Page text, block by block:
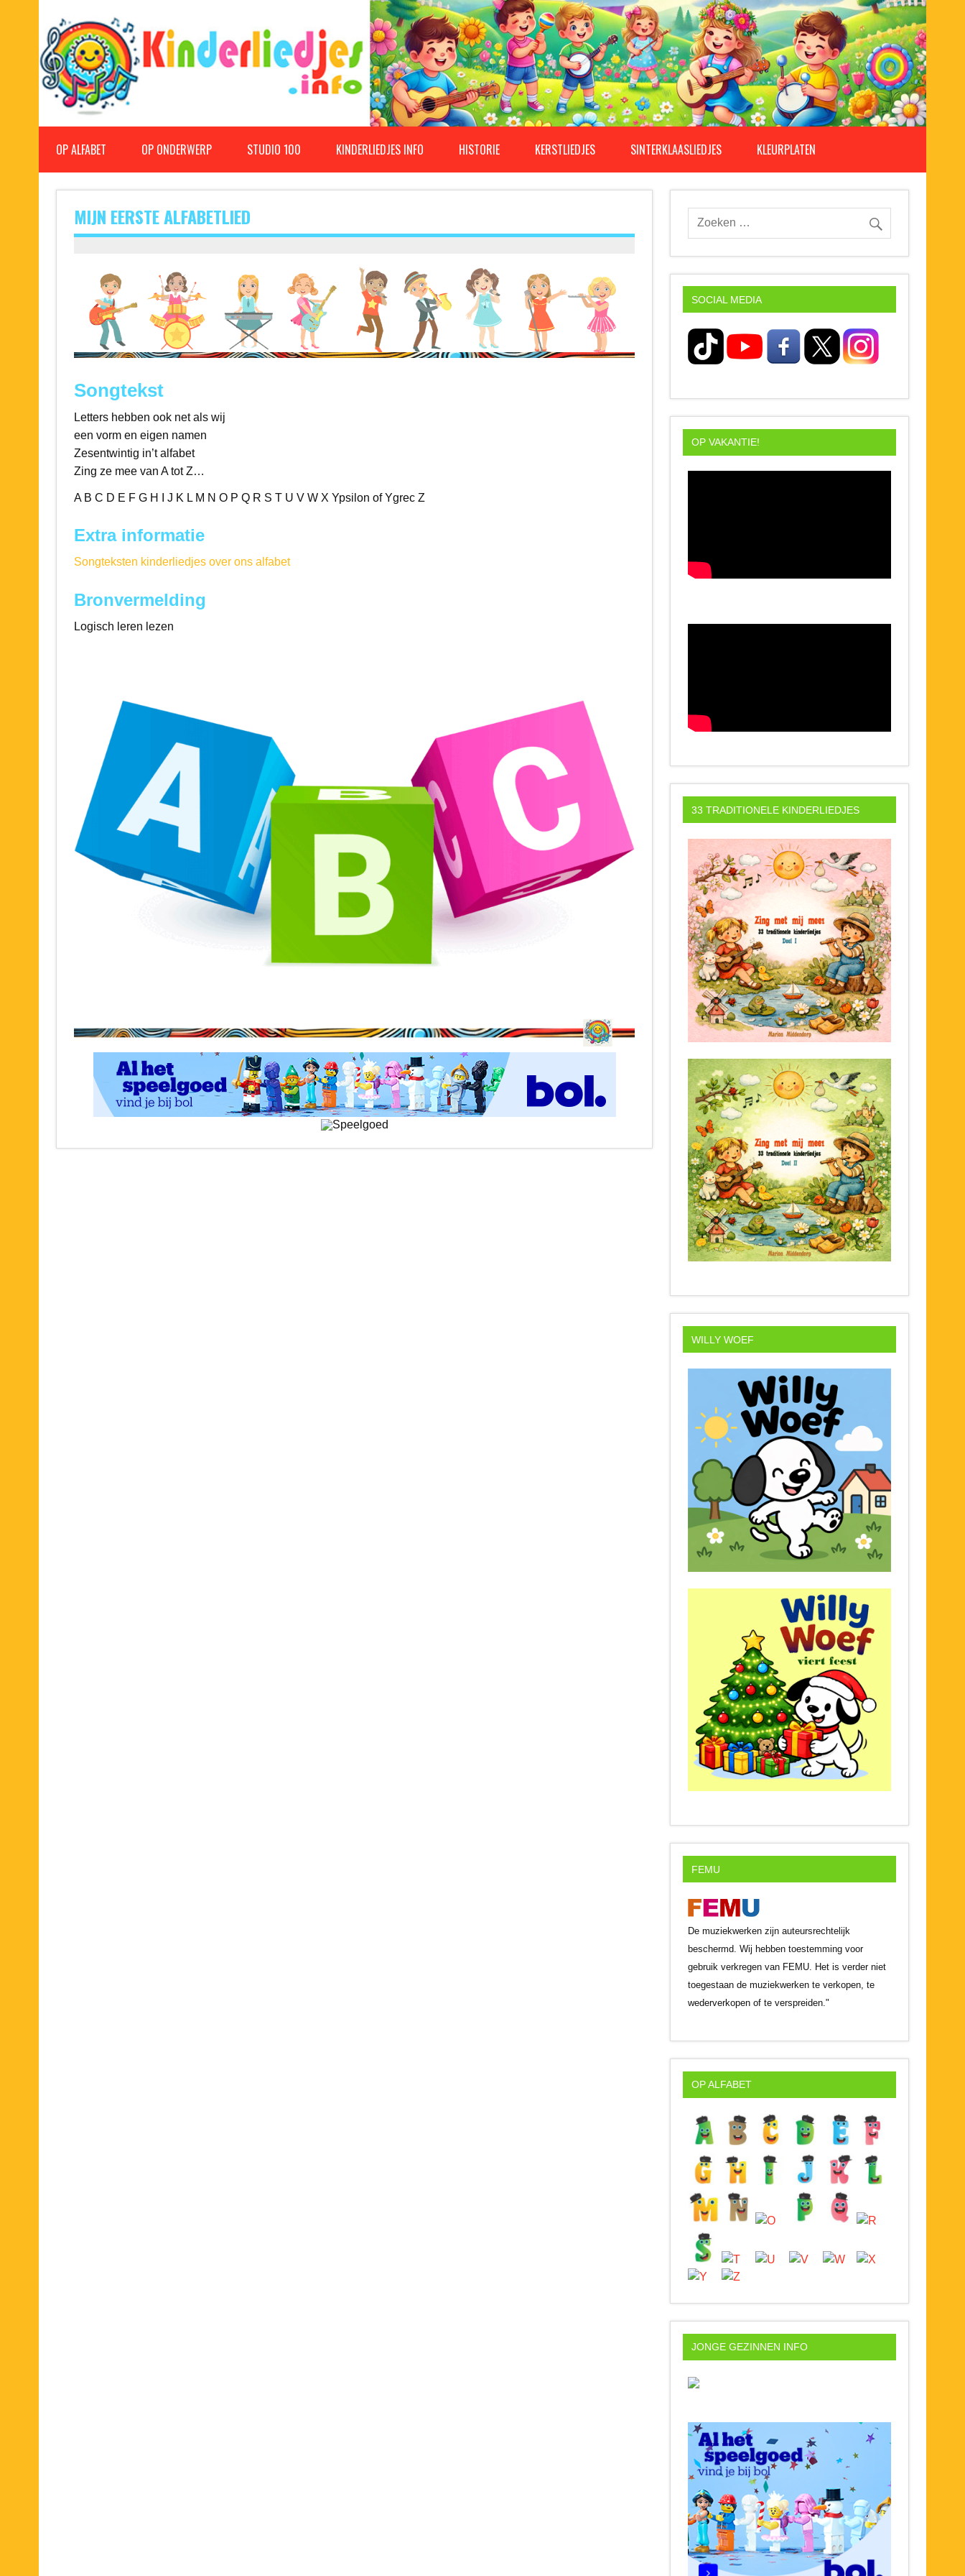
Kinderliedjes
OP ALFABET OP ONDERWERP STUDIO 100 KINDERLIEDJES INFO HISTORIE KERSTLIEDJES SINTERKLAASLIEDJES KLEURPLATEN
MIJN EERSTE ALFABETLIED
Songtekst
Letters hebben ook net als wij
een vorm en eigen namen
Zesentwintig in’t alfabet
Zing ze mee van A tot Z…
A B C D E F G H I J K L M N O P Q R S T U V W X Ypsilon of Ygrec Z
Extra informatie
Songteksten kinderliedjes over ons alfabet
Bronvermelding
Logisch leren lezen
SOCIAL MEDIA
OP VAKANTIE!
33 TRADITIONELE KINDERLIEDJES
WILLY WOEF
FEMU
De muziekwerken zijn auteursrechtelijk
beschermd. Wij hebben toestemming voor
gebruik verkregen van FEMU. Het is verder niet
toegestaan de muziekwerken te verkopen, te
wederverkopen of te verspreiden."
OP ALFABET
JONGE GEZINNEN INFO